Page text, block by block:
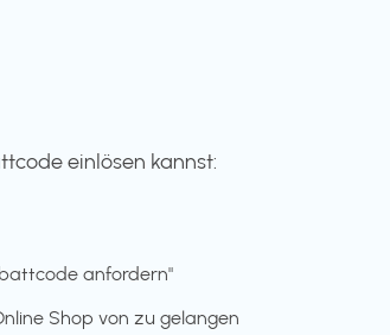
einlösen kannst:
anfordern"
Shop von zu gelangen